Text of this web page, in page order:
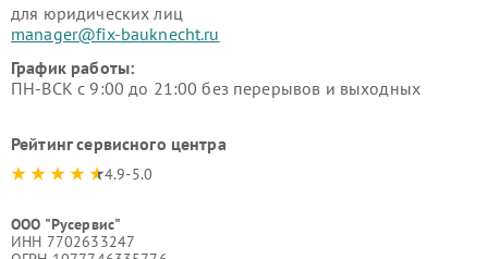
для юридических лиц
manager@fix-bauknecht.ru
График работы:
ПН-ВСК с 9:00 до 21:00 без перерывов и выходных
Рейтинг сервисного центра
4.9-5.0
ООО "Русервис"
ИНН 7702633247